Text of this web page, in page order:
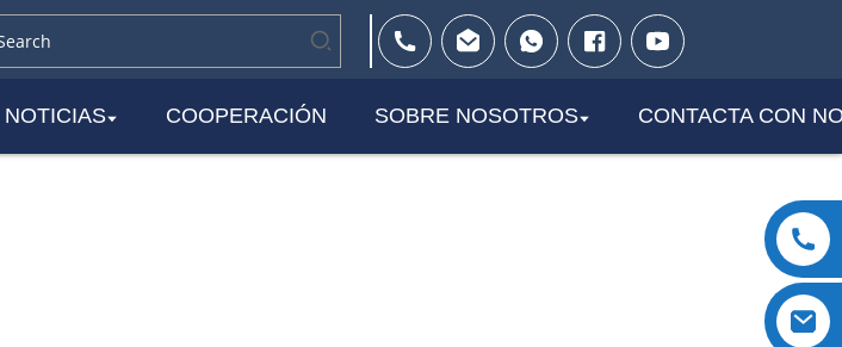
NOTICIAS COOPERACIÓN SOBRE NOSOTROS CONTACTA CON